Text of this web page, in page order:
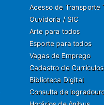
Acesso de Transporte
Ouvidoria / SIC
Arte para todos
Esporte para todos
Vagas de Emprego
Cadastro de
Biblioteca Digital
Consulta de